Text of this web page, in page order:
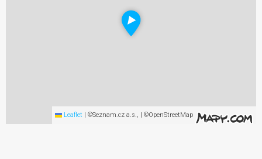
Leaflet | ©Seznam.cz a.s., | ©OpenStreetMap